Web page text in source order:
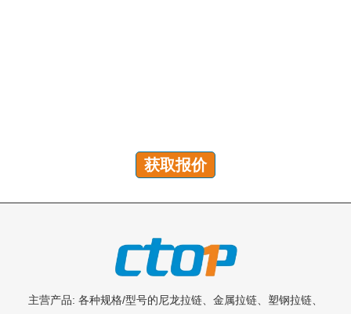
获取报价
主营产品: 各种规格/型号的尼龙拉链、金属拉链、塑钢拉链、